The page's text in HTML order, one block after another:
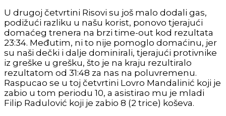
U drugoj četvrtini Risovi su još malo dodali gas,
podižući razliku u našu korist, ponovo tjerajući
domaćeg trenera na brzi time-out kod rezultata
23:34. Međutim, ni to nije pomoglo domaćinu, jer
su naši dečki i dalje dominirali, tjerajući protivnike
iz greške u grešku, što je na kraju rezultiralo
rezultatom od 31:48 za nas na poluvremenu.
Raspucao se u toj četvrtini Lovro Mandalinić koji je
zabio u tom periodu 10, a asistirao mu je mladi
Filip Radulović koji je zabio 8 (2 trice) koševa.